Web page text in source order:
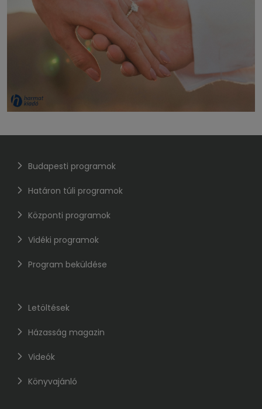
Budapesti programok
Határon túli programok
Központi programok
Vidéki programok
Program beküldése
Letöltések
Házasság magazin
Videók
Könyvajánló